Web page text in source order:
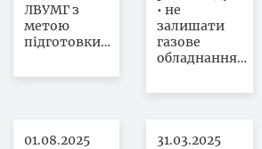
ЛВУМГ з
метою
підготовки…
• не
залишати
газове
обладнання…
01.08.2025
31.03.2025